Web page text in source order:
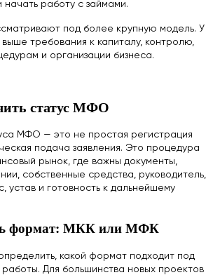
начать работу с займами.
под более крупную модель. У
требования к капиталу, контролю,
и организации бизнеса.
статус МФО
МФО — это не простая регистрация
подача заявления. Это процедура
рынок, где важны документы,
собственные средства, руководитель,
устав и готовность к дальнейшему
формат: МКК или МФК
какой формат подходит под
Для большинства новых проектов